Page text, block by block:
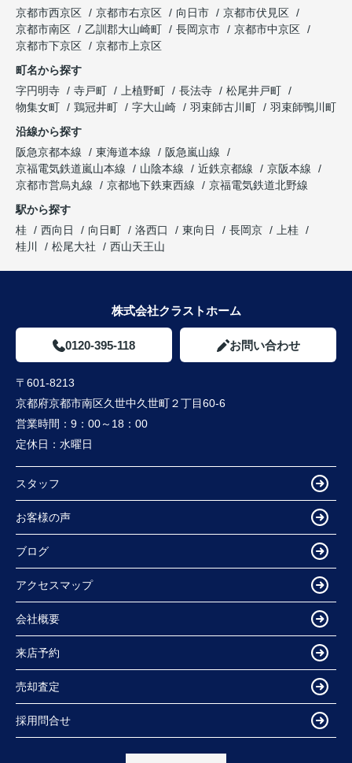
京都市西京区
京都市右京区 向日市
京都市伏見区
京都市南区
乙訓郡大山崎町 長岡京市
京都市中京区
京都市下京区
京都市上京区
町名から探す
字円明寺
寺戸町 上植野町 長法寺
松尾井戸町
物集女町
鶏冠井町 字大山崎 羽束師古川町
羽束師鴨川町
沿線から探す
阪急京都本線
東海道本線
阪急嵐山線
京福電気鉄道嵐山本線
山陰本線 近鉄京都線
京阪本線
京都市営烏丸線
京都地下鉄東西線
京福電気鉄道北野線
駅から探す
桂
西向日 向日町 洛西口 東向日 長岡京
上桂
桂川
松尾大社 西山天王山
株式会社クラストホーム
0120-395-118 お問い合わせ
〒601-8213
京都府京都市南区久世中久世町２丁目60-6
営業時間： 9：00～18：00
定休日： 水曜日
スタッフ
お客様の声
ブログ
アクセスマップ
会社概要
来店予約
売却査定
採用問合せ